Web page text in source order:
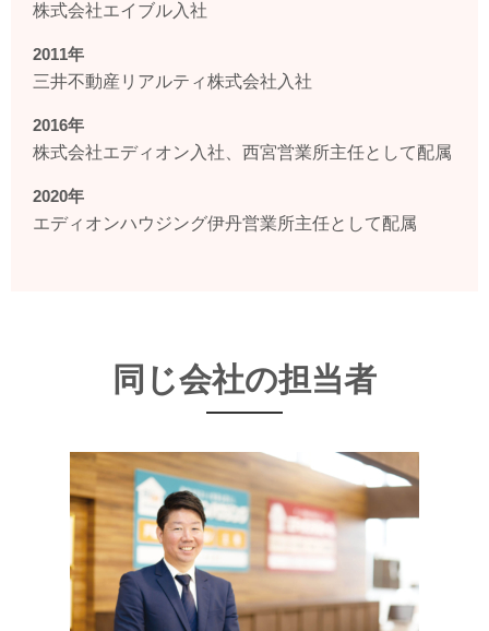
株式会社エイブル入社
2011年
三井不動産リアルティ株式会社入社
2016年
株式会社エディオン入社、西宮営業所主任として配属
2020年
エディオンハウジング伊丹営業所主任として配属
同じ会社の担当者